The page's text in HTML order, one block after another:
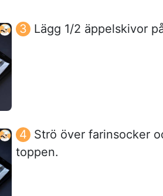
Lägg 1/2 äppelskivor
Strö över farinsocker
toppen.